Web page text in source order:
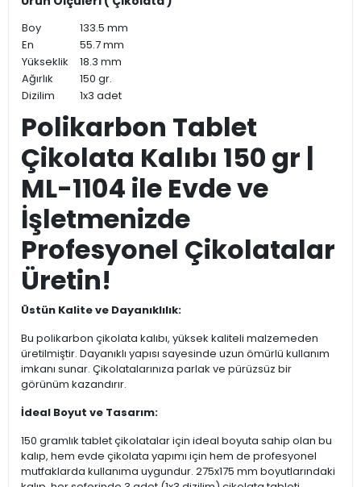
Boy
133.5 mm
En
55.7 mm
Yükseklik
18.3 mm
Ağırlık
150 gr.
Dizilim
1x3 adet
Polikarbon Tablet
Çikolata Kalıbı 150 gr |
ML-1104 ile Evde ve
İşletmenizde
Profesyonel Çikolatalar
Üretin!
Üstün Kalite ve Dayanıklılık:
Bu polikarbon çikolata kalıbı, yüksek kaliteli malzemeden
üretilmiştir. Dayanıklı yapısı sayesinde uzun ömürlü kullanım
imkanı sunar. Çikolatalarınıza parlak ve pürüzsüz bir
görünüm kazandırır.
İdeal Boyut ve Tasarım:
150 gramlık tablet çikolatalar için ideal boyuta sahip olan bu
kalıp, hem evde çikolata yapımı için hem de profesyonel
mutfaklarda kullanıma uygundur. 275x175 mm boyutlarındaki